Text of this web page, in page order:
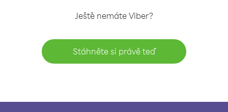
Ještě nemáte Viber?
Stáhněte si právě teď